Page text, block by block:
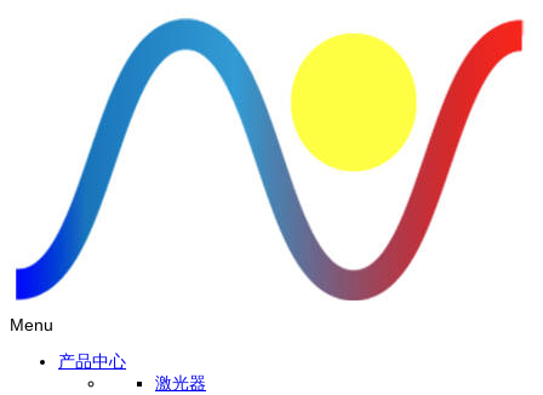
Menu
产品中心
激光器